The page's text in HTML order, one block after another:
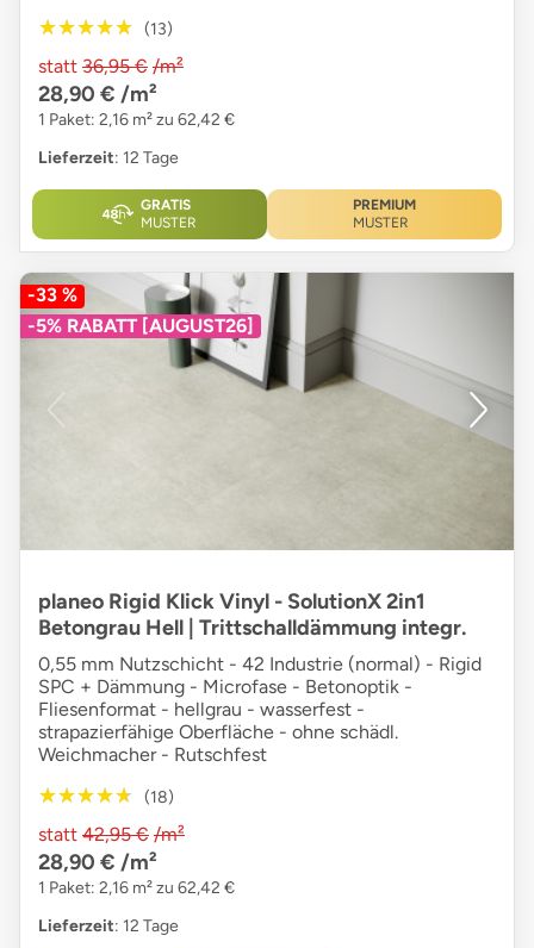
★★★★★
★★★★★ (13)
statt 36,95 € /m²
28,90 € /m²
1 Paket: 2,16 m² zu 62,42 €
Lieferzeit: 12 Tage
GRATIS
MUSTER
PREMIUM
MUSTER
-33 %
-5% RABATT [AUGUST26]
planeo Rigid Klick Vinyl - SolutionX 2in1
Betongrau Hell | Trittschalldämmung integr.
0,55 mm Nutzschicht - 42 Industrie (normal) - Rigid
SPC + Dämmung - Microfase - Betonoptik -
Fliesenformat - hellgrau - wasserfest -
strapazierfähige Oberfläche - ohne schädl.
Weichmacher - Rutschfest
★★★★★
★★★★★ (18)
statt 42,95 € /m²
28,90 € /m²
1 Paket: 2,16 m² zu 62,42 €
Lieferzeit: 12 Tage